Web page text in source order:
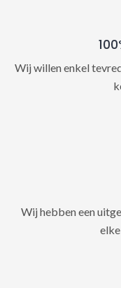
Wij willen enkel
Wij hebben een